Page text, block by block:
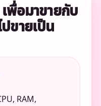
พื่อมาขายกับ
ขายเป็น
RAM,